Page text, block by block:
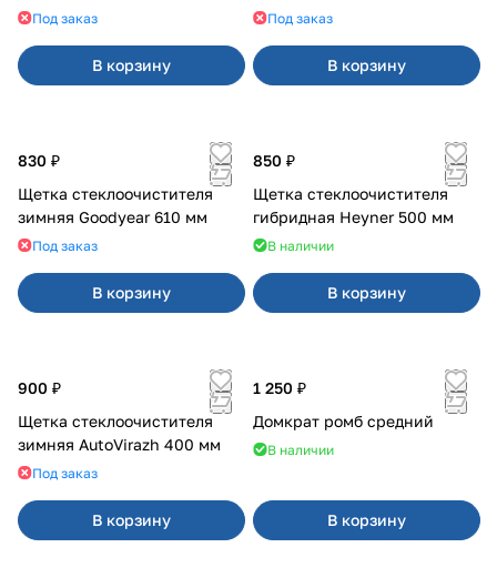
Под заказ
В корзину
Под заказ
В корзину
830 ₽
Щетка стеклоочистителя
зимняя Goodyear 610 мм
Под заказ
В корзину
850 ₽
Щетка стеклоочистителя
гибридная Heyner 500 мм
В наличии
В корзину
900 ₽
Щетка стеклоочистителя
зимняя AutoVirazh 400 мм
Под заказ
В корзину
1 250 ₽
Домкрат ромб средний
В наличии
В корзину